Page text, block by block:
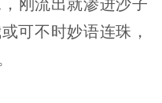
可不时妙语连珠，